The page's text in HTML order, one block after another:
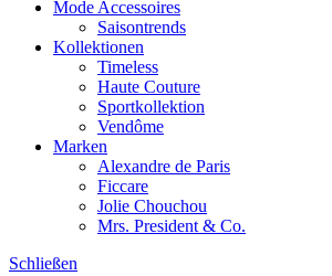
Mode Accessoires
Saisontrends
Kollektionen
Timeless
Haute Couture
Sportkollektion
Vendôme
Marken
Alexandre de Paris
Ficcare
Jolie Chouchou
Mrs. President & Co.
Schließen